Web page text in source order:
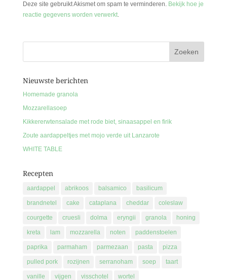
Deze site gebruikt Akismet om spam te verminderen. Bekijk hoe je
reactie gegevens worden verwerkt.
Nieuwste berichten
Homemade granola
Mozzarellasoep
Kikkererwtensalade met rode biet, sinaasappel en firik
Zoute aardappeltjes met mojo verde uit Lanzarote
WHITE TABLE
Recepten
aardappel abrikoos balsamico basilicum
brandnetel cake cataplana cheddar coleslaw
courgette cruesli dolma eryngii granola honing
kreta lam mozzarella noten paddenstoelen
paprika parmaham parmezaan pasta pizza
pulled pork rozijnen serranoham soep taart
vanille vijgen visschotel wortel